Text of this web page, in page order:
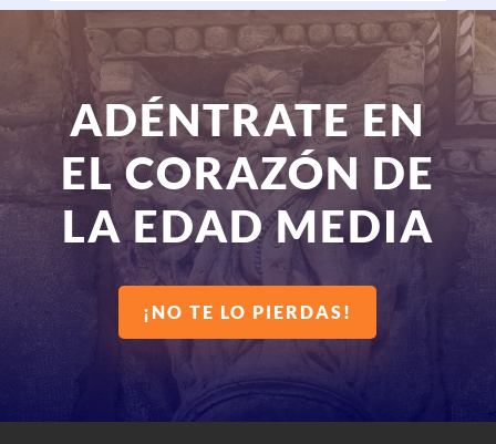
ADÉNTRATE EN
EL CORAZÓN DE
LA EDAD MEDIA
¡NO TE LO PIERDAS!